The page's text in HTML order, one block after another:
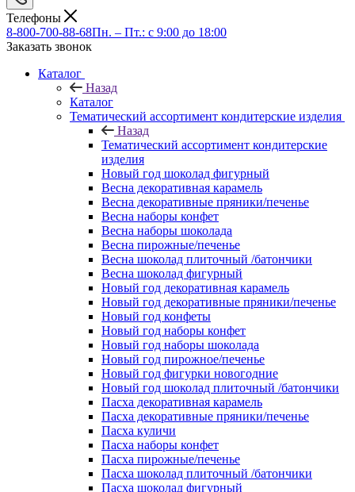
Телефоны
8-800-700-88-68Пн. – Пт.: с 9:00 до 18:00
Заказать звонок
Каталог
Назад
Каталог
Тематический ассортимент кондитерские изделия
Назад
Тематический ассортимент кондитерские
изделия
Новый год шоколад фигурный
Весна декоративная карамель
Весна декоративные пряники/печенье
Весна наборы конфет
Весна наборы шоколада
Весна пирожные/печенье
Весна шоколад плиточный /батончики
Весна шоколад фигурный
Новый год декоративная карамель
Новый год декоративные пряники/печенье
Новый год конфеты
Новый год наборы конфет
Новый год наборы шоколада
Новый год пирожное/печенье
Новый год фигурки новогодние
Новый год шоколад плиточный /батончики
Пасха декоративная карамель
Пасха декоративные пряники/печенье
Пасха куличи
Пасха наборы конфет
Пасха пирожные/печенье
Пасха шоколад плиточный /батончики
Пасха шоколад фигурный